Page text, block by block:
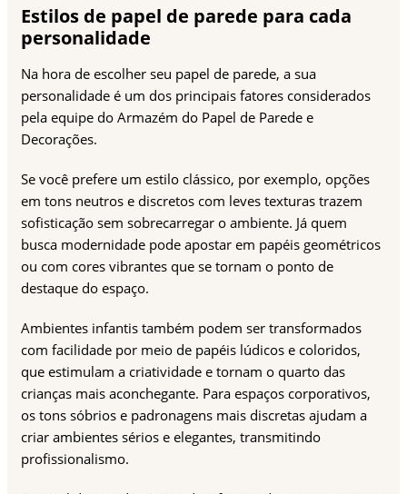
Estilos de papel de parede para cada
personalidade
Na hora de escolher seu papel de parede, a sua
personalidade é um dos principais fatores considerados
pela equipe do Armazém do Papel de Parede e
Decorações.
Se você prefere um estilo clássico, por exemplo, opções
em tons neutros e discretos com leves texturas trazem
sofisticação sem sobrecarregar o ambiente. Já quem
busca modernidade pode apostar em papéis geométricos
ou com cores vibrantes que se tornam o ponto de
destaque do espaço.
Ambientes infantis também podem ser transformados
com facilidade por meio de papéis lúdicos e coloridos,
que estimulam a criatividade e tornam o quarto das
crianças mais aconchegante. Para espaços corporativos,
os tons sóbrios e padronagens mais discretas ajudam a
criar ambientes sérios e elegantes, transmitindo
profissionalismo.